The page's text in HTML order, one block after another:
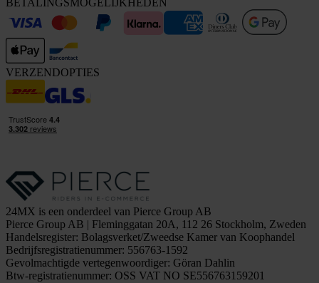
BETALINGSMOGELIJKHEDEN
VERZENDOPTIES
24MX is een onderdeel van Pierce Group AB
Pierce Group AB | Fleminggatan 20A, 112 26 Stockholm, Zweden
Handelsregister: Bolagsverket/Zweedse Kamer van Koophandel
Bedrijfsregistratienummer: 556763-1592
Gevolmachtigde vertegenwoordiger: Göran Dahlin
Btw-registratienummer: OSS VAT NO SE556763159201